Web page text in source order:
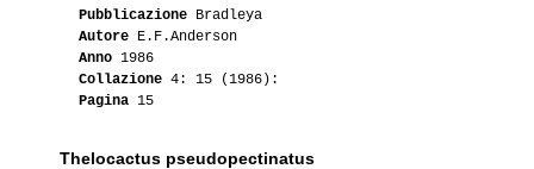
Pubblicazione Bradleya
Autore E.F.Anderson
Anno 1986
Collazione 4: 15 (1986):
Pagina 15
Thelocactus pseudopectinatus